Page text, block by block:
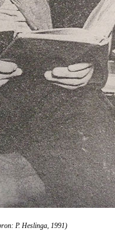
P. Heslinga, 1991)